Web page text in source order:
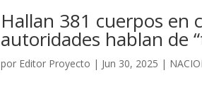
Hallan 381 cuerpos en
autoridades hablan de
por Editor Proyecto | Jun 30, 2025 |